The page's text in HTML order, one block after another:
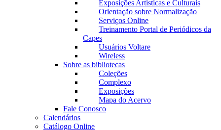
Exposições Artísticas e Culturais
Orientação sobre Normalização
Serviços Online
Treinamento Portal de Periódicos da
Capes
Usuários Voltare
Wireless
Sobre as bibliotecas
Coleções
Complexo
Exposições
Mapa do Acervo
Fale Conosco
Calendários
Catálogo Online